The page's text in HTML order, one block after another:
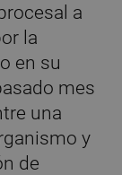
a
la
en su
mes
una
y
de